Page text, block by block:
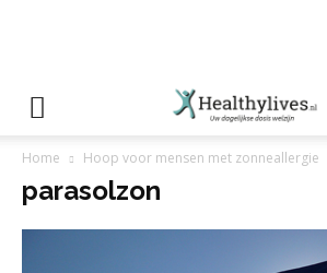
Home Hoop voor mensen met zonneallergie
parasolzon